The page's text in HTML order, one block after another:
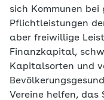
sich Kommunen
Pflichtleistungen
aber freiwillige
Finanzkapital,
Kapitalsorten und
Vereine helfen, das